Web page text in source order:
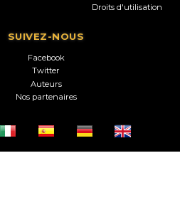
Droits d'utilisation
SUIVEZ-NOUS
Facebook
Twitter
Auteurs
Nos partenaires